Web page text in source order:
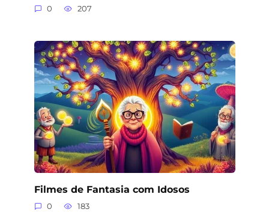
0 207
Filmes de Fantasia com Idosos
0 183